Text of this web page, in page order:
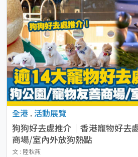
全港 . 活動展覽
狗狗好去處推介｜香港寵物好去
商場/室內外放狗熱點
文 : 陸秋燕